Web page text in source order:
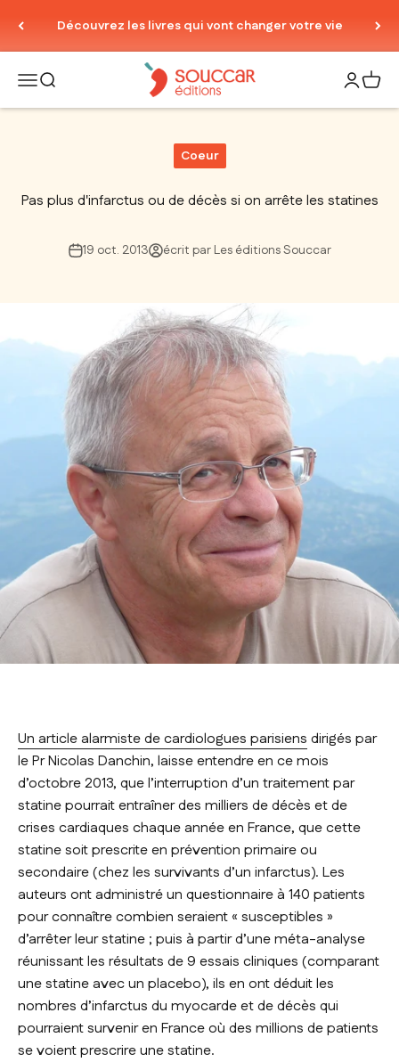
Découvrez les livres qui vont changer votre vie
Ouvrir la navigation
Ouvrir la rechercheThierry Souccar Editions Ouvrir
Voir
Coeur
Pas plus d'infarctus ou de décès si on arrête les statines
19 oct. 2013 écrit par Les éditions Souccar
Un article alarmiste de cardiologues parisiens dirigés par
le Pr Nicolas Danchin, laisse entendre en ce mois
d’octobre 2013, que l’interruption d’un traitement par
statine pourrait entraîner des milliers de décès et de
crises cardiaques chaque année en France, que cette
statine soit prescrite en prévention primaire ou
secondaire (chez les survivants d’un infarctus). Les
auteurs ont administré un questionnaire à 140 patients
pour connaître combien seraient « susceptibles »
d’arrêter leur statine ; puis à partir d’une méta-analyse
réunissant les résultats de 9 essais cliniques (comparant
une statine avec un placebo), ils en ont déduit les
nombres d’infarctus du myocarde et de décès qui
pourraient survenir en France où des millions de patients
se voient prescrire une statine.